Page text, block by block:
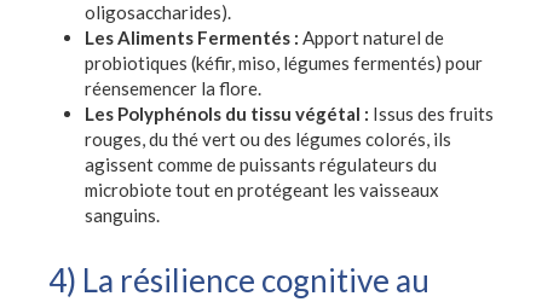
oligosaccharides).
Les Aliments Fermentés : Apport naturel de
probiotiques (kéfir, miso, légumes fermentés) pour
réensemencer la flore.
Les Polyphénols du tissu végétal : Issus des fruits
rouges, du thé vert ou des légumes colorés, ils
agissent comme de puissants régulateurs du
microbiote tout en protégeant les vaisseaux
sanguins.
4) La résilience cognitive au